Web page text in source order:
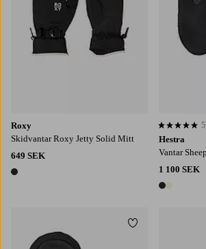
Roxy
Skidvantar Roxy Jetty Solid Mitt
649 SEK
1 färg
Hestra
Vantar
1 100 SEK
2 färger
5,0 baserat
Lägg till i